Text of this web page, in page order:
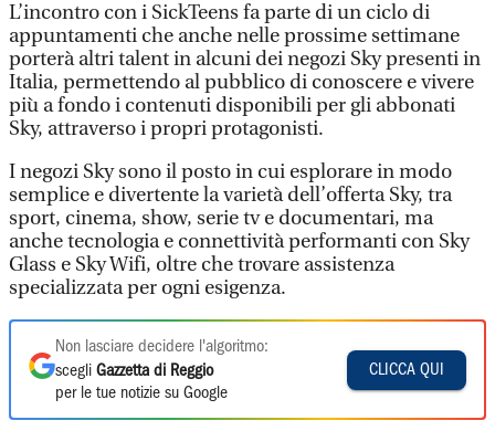
L’incontro con i SickTeens fa parte di un ciclo di
appuntamenti che anche nelle prossime settimane
porterà altri talent in alcuni dei negozi Sky presenti in
Italia, permettendo al pubblico di conoscere e vivere
più a fondo i contenuti disponibili per gli abbonati
Sky, attraverso i propri protagonisti.
I negozi Sky sono il posto in cui esplorare in modo
semplice e divertente la varietà dell’offerta Sky, tra
sport, cinema, show, serie tv e documentari, ma
anche tecnologia e connettività performanti con Sky
Glass e Sky Wifi, oltre che trovare assistenza
specializzata per ogni esigenza.
Non lasciare decidere l'algoritmo:
scegli Gazzetta di Reggio
per le tue notizie su Google
CLICCA QUI